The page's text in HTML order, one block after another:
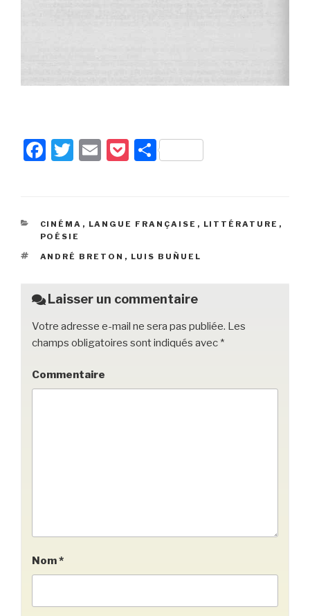
F
e
b
o
k
T
er
E
P
k
P
g
er
CATÉGORIES
CINÉMA , LANGUE FRANÇAISE , LITTÉRATURE ,
POÉSIE
ÉTIQUETTES
ANDRÉ BRETON , LUIS BUÑUEL
Laisser un commentaire
Votre adresse e-mail ne sera pas publiée. Les
champs obligatoires sont indiqués avec *
Commentaire
Nom*